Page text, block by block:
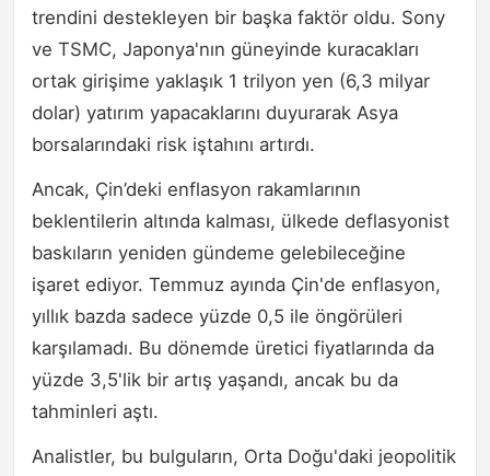
trendini destekleyen bir başka faktör oldu. Sony
ve TSMC, Japonya'nın güneyinde kuracakları
ortak girişime yaklaşık 1 trilyon yen (6,3 milyar
dolar) yatırım yapacaklarını duyurarak Asya
borsalarındaki risk iştahını artırdı.
Ancak, Çin’deki enflasyon rakamlarının
beklentilerin altında kalması, ülkede deflasyonist
baskıların yeniden gündeme gelebileceğine
işaret ediyor. Temmuz ayında Çin'de enflasyon,
yıllık bazda sadece yüzde 0,5 ile öngörüleri
karşılamadı. Bu dönemde üretici fiyatlarında da
yüzde 3,5'lik bir artış yaşandı, ancak bu da
tahminleri aştı.
Analistler, bu bulguların, Orta Doğu'daki jeopolitik